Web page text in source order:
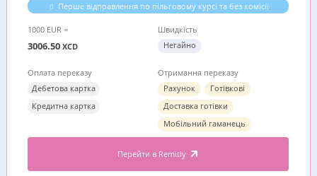
Перше відправлення по пільговому курсі та без комісії
1000 EUR =
3006.50 XCD
Швидкість
Негайно
Оплата переказу
Дебетова картка
Кредитна картка
Отримання переказу
Рахунок
Готівкові
Доставка готівки
Мобільний гаманець
Перейти в Remitly